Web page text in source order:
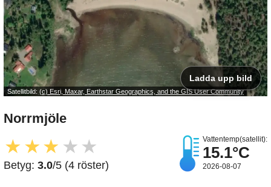
Satellitbild: (c) Esri, Maxar, Earthstar Geographics, and the GIS User Community
Ladda upp bild
Norrmjöle
★ ★★ ★ ★
Betyg: 3.0/5 (4 röster)
Vattentemp(satellit):
15.1°C
2026-08-07